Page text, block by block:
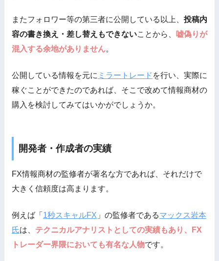
またフォロワー等の第三者に公開している以上、 投稿内
容の書き換え・差し替えもできないことから、
嘘偽りが
混入する余地がありません。
公開している情報を元に ミラートレード を行い、実際に
稼ぐことができたのであれば、そこで改めて情報商材の
購入を検討してみてはいかがでしょうか。
開発者・作成者の実績
FX情報商材の監修者が著名な方であれば、それだけで
大きく信頼度は高まります。
例えば「 1秒スキャルFX 」の監修者であるマックス岩本
氏は、 テクニカルアナリストとしての実績もあり、FX
トレーダー界隈においても有名な人物です。